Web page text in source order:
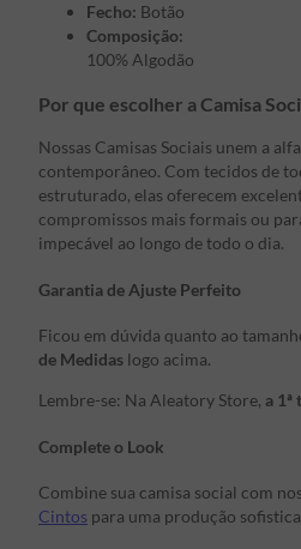
Fecho: Botão
Composição:
100% Algodão
Por que escolher a Camisa
Nossas Camisas Sociais unem a
contemporâneo. Com tecidos de
estruturado, elas oferecem
compromissos mais formais ou
impecável ao longo de todo o dia.
Garantia de Ajuste Perfeito
Ficou em dúvida quanto ao
de Medidas logo acima.
Lembre-se: Na Aleatory Store, a 1ª
Complete o Look
Combine sua camisa social com
Cintos para uma produção